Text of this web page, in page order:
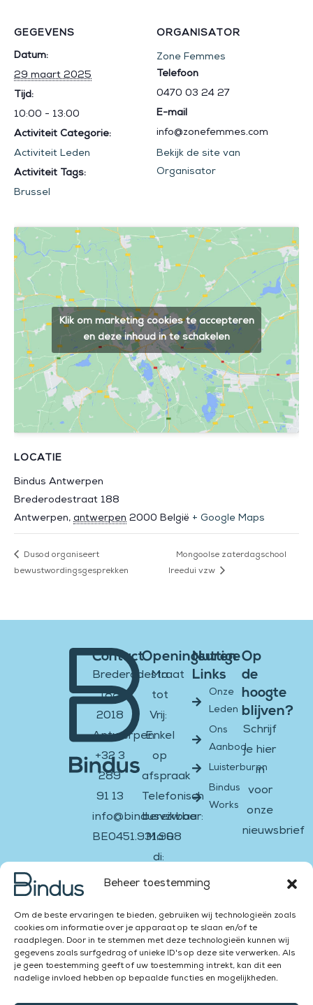
Beheer toestemming
Om de beste ervaringen te bieden, gebruiken wij technologieën zoals
cookies om informatie over je apparaat op te slaan en/of te
raadplegen. Door in te stemmen met deze technologieën kunnen wij
gegevens zoals surfgedrag of unieke ID's op deze site verwerken. Als
je geen toestemming geeft of uw toestemming intrekt, kan dit een
nadelige invloed hebben op bepaalde functies en mogelijkheden.
GEGEVENS
Datum:
29 maart 2025
Tijd:
10:00 - 13:00
Activiteit Categorie:
Activiteit Leden
Activiteit Tags:
Brussel
ORGANISATOR
Zone Femmes
Telefoon
0470 03 24 27
E-mail
info@zonefemmes.com
Bekijk de site van
Organisator
LOCATIE
Bindus Antwerpen
Brederodestraat 188
Antwerpen, antwerpen 2000 België + Google Maps
Klik om marketing cookies te accepteren
en deze inhoud in te schakelen
Dusod organiseert
bewustwordingsgesprekken
Mongoolse zaterdagschool
Ireedui vzw
Contact
Brederodestraat
188
2018
Antwerpen
+32 3
289
91 13
info@bindusvzw.be
BE0451.931.908
Openingsuren
Ma
tot
Vrij:
Enkel
op
afspraak
Telefonisch
bereikbaar:
Ma &
di:
13:00
16:00
Za &
Zon:
gesloten
Nuttige
Links
Onze
Leden
Ons
Aanbod
Luisterburen
Bindus
Works
Op
de
hoogte
blijven?
Schrijf
je hier
in
voor
onze
nieuwsbrief